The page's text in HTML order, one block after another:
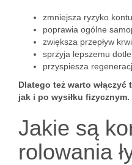
zmniejsza ryzyko
poprawia ogólne
zwiększa przepływ
sprzyja lepszemu
przyspiesza
Dlatego też warto
jak i po wysiłku fizycznym.
Jakie są
rolowania